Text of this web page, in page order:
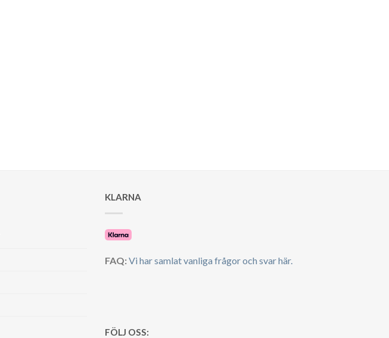
KLARNA
FAQ:Vi har samlat vanliga frågor och svar här.
FÖLJ OSS: